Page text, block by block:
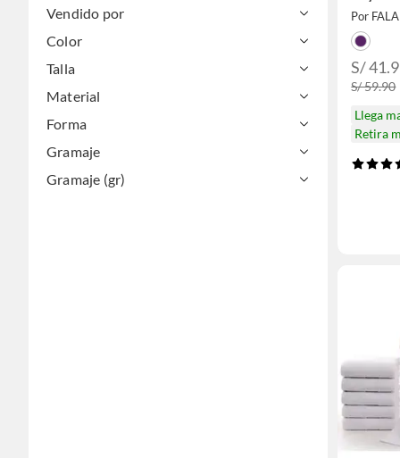
Vendido por
Color
Talla
Material
Forma
Gramaje
Gramaje (gr)
Por
S/
S/ 59.90
Llega
Retira